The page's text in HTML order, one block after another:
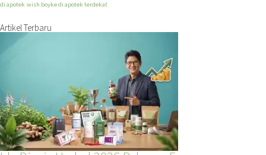
di apotek wish boyke di apotek terdekat
Artikel Terbaru